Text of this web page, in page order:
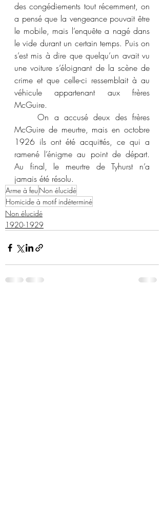
des congédiements tout récemment, on
a pensé que la vengeance pouvait être
le mobile, mais l’enquête a nagé dans
le vide durant un certain temps. Puis on
s’est mis à dire que quelqu’un avait vu
une voiture s’éloignant de la scène de
crime et que celle-ci ressemblait à au
véhicule appartenant aux frères
McGuire.
	On a accusé deux des frères
McGuire de meurtre, mais en octobre
1926 ils ont été acquittés, ce qui a
ramené l’énigme au point de départ.
Au final, le meurtre de Tyhurst n’a
jamais été résolu.
Arme à feu Non élucidé
Homicide à motif indéterminé
Non élucidé
1920-1929